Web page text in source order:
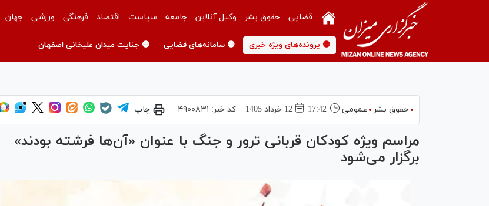
قضایی حقوق بشر وکیل آنلاین جامعه سیاست اقتصاد فرهنگی ورزشی جهان
🟡 پرونده‌های ویژه خبری 🟡 سامانه‌های قضایی 🟡 جنایت میدان علیخانی اصفهان
حقوق بشر عمومی 17:42 12 خرداد 1405 کد خبر: ۴۹۰۰۸۳۱ چاپ
مراسم ویژه کودکان قربانی ترور و جنگ با عنوان «آن‌ها فرشته بودند»
برگزار می‌شود